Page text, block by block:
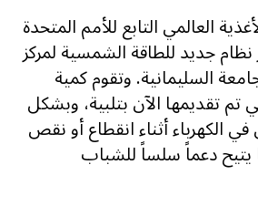
العالمي التابع للأمم المتحدة
جديد للطاقة الشمسية لمركز
السليمانية. وتقوم كمية
تم تقديمها الآن بتلبية، وبشكل
الكهرباء أثناء انقطاع أو نقص
يتيح دعماً سلساً للشباب